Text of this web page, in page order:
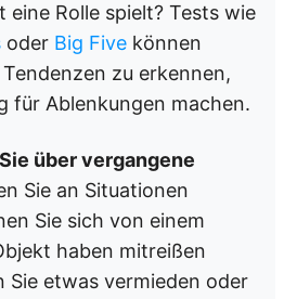
eine Rolle spielt? Tests wie
oder Big Five können
zu erkennen,
für Ablenkungen machen.
über vergangene
Sie an Situationen
Sie sich von einem
haben mitreißen
Sie etwas vermieden oder